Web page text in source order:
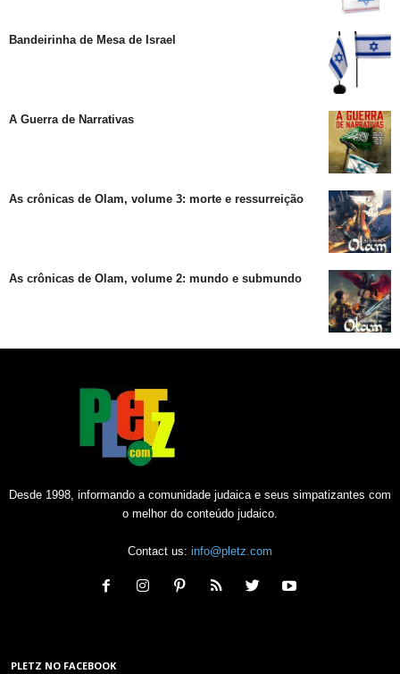
Bandeirinha de Mesa de Israel
A Guerra de Narrativas
As crônicas de Olam, volume 3: morte e ressurreição
As crônicas de Olam, volume 2: mundo e submundo
Desde 1998, informando a comunidade judaica e seus simpatizantes com
o melhor do conteúdo judaico.
Contact us: info@pletz.com
PLETZ NO FACEBOOK